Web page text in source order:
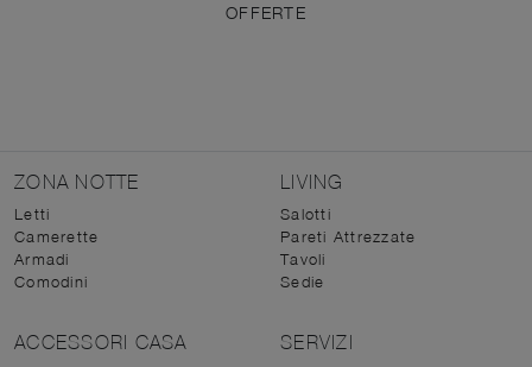
OFFERTE
ZONA NOTTE
Letti
Camerette
Armadi
Comodini
LIVING
Salotti
Pareti Attrezzate
Tavoli
Sedie
ACCESSORI CASA SERVIZI